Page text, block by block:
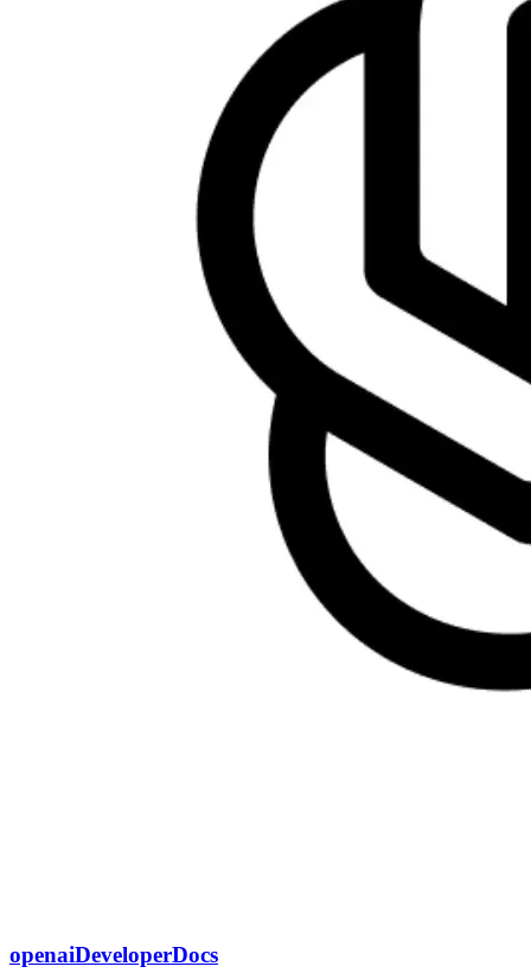
openaiDeveloperDocs